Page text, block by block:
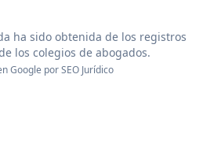
ha sido obtenida de los registros
los colegios de abogados.
Google porSEO Jurídico